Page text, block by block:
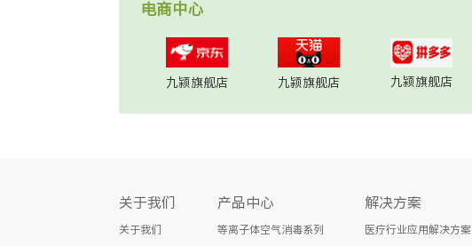
电商中心
九颍旗舰店 九颍旗舰店 九颍旗舰店
关于我们
关于我们
产品中心
等离子体空气消毒系列
解决方案
医疗行业应用解决方案